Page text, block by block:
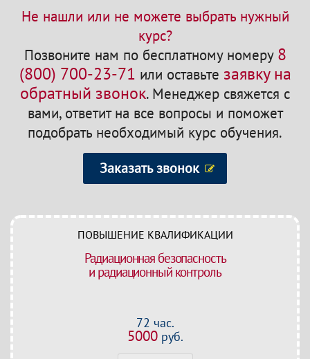
Не нашли или не можете выбрать нужный
курс?
Позвоните нам по бесплатному номеру 8
(800) 700-23-71 или оставьте заявку на
обратный звонок.Менеджер свяжется с
вами, ответит на все вопросы и поможет
подобрать необходимый курс обучения.
Заказать звонок
ПОВЫШЕНИЕ КВАЛИФИКАЦИИ
Радиационная безопасность
и радиационный контроль
72 час.
5000руб.